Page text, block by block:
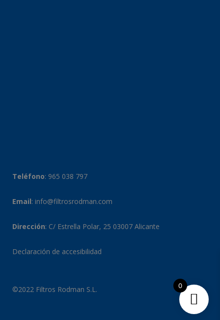
Teléfono: 965 038 797
Email: info@filtrosrodman.com
Dirección: C/ Estrella Polar, 25 03007 Alicante
Declaración de accesibilidad
©2022 Filtros Rodman S.L. 0